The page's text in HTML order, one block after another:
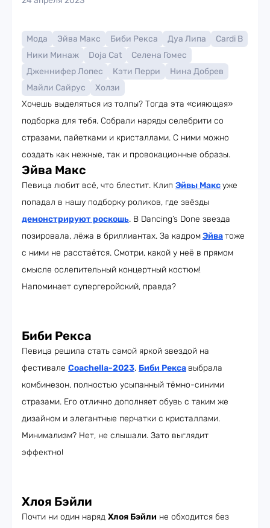
Мода Эйва Макс Биби Рекса Дуа Липа
Cardi B
Ники Минаж
Doja Cat
Селена Гомес
Дженнифер Лопес
Кэти Перри
Нина Добрев
Майли Сайрус
Холзи
Хочешь выделяться из толпы? Тогда эта «сияющая»
подборка для тебя. Собрали наряды селебрити со
стразами, пайетками и кристаллами. С ними можно
создать как нежные, так и провокационные образы.
Эйва Макс
Певица любит всё, что блестит. Клип Эйвы Максуже
попадал в нашу подборку роликов, где звёзды
демонстрируют роскошь. В Dancing’s Done звезда
позировала, лёжа в бриллиантах. За кадромЭйватоже
с ними не расстаётся. Смотри, какой у неё в прямом
смысле ослепительный концертный костюм!
Напоминает супергеройский, правда?
Биби Рекса
Певица решила стать самой яркой звездой на
фестивале Coachella-2023. Биби Рекса выбрала
комбинезон, полностью усыпанный тёмно-синими
стразами. Его отлично дополняет обувь с таким же
дизайном и элегантные перчатки с кристаллами.
Минимализм? Нет, не слышали. Зато выглядит
эффектно!
Хлоя Бэйли
Почти ни один наряд Хлоя Бэйли не обходится без